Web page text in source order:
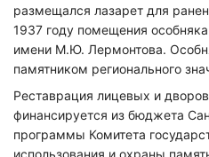
размещался лазарет для
1937 году помещения
имени М.Ю. Лермонтова.
памятником регионального
Реставрация лицевых и
финансируется из бюджета
программы Комитета
использования и охраны